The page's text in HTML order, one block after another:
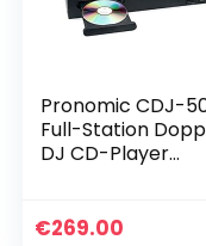
Pronomic CDJ-
Full-Station
DJ CD-Player
Phone/Line-
€269.00